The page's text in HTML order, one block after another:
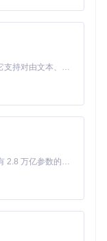
内核映像与设备
，直接导致：
义
容旧代码风格
MiniMax H3 是一个通用的全模态生成系统。它支持对由文本、图像、视频和音频组成的多模态上下文进行统一理解，并能生成分辨率高达 2K、时长可达 15 秒的带原生立体声音频的视频。得益于面向任务泛化的系统设计，H3 在预训练阶段就已具备广泛的多模态上下文理解与生成能力，能够出色地执行复杂的多模态指令。
Kimi K3 是Kimi能力最强的模型：这是一个拥有 2.8 万亿参数的混合专家（MoE）模型，具备原生视觉理解能力，并支持 100 万 token 的上下文窗口。